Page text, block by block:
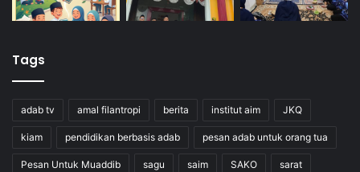
Tags
adab tv amal filantropi berita institut aim JKQ
kiam pendidikan berbasis adab pesan adab untuk orang tua
Pesan Untuk Muaddib sagu saim SAKO sarat